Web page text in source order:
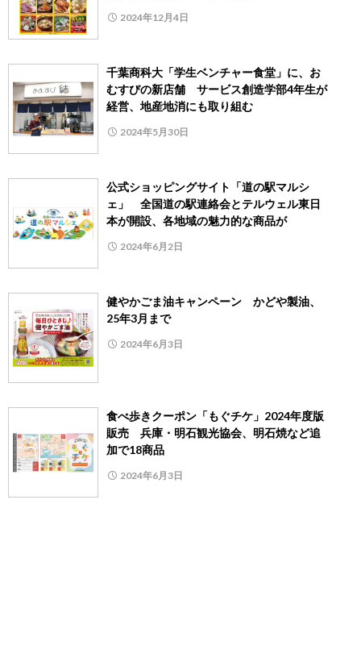
2024年12月4日
千葉商科大「学生ベンチャー食堂」に、お
むすびの新店舗 サービス創造学部4年生が
経営、地産地消にも取り組む
2024年5月30日
公式ショッピングサイト「道の駅マルシ
ェ」 全国道の駅連絡会とテルウェル東日
本が開設、各地域の魅力的な商品が
2024年6月2日
健やかごま油キャンペーン かどや製油、
25年3月まで
2024年6月3日
食べ歩きクーポン「もぐチケ」2024年度版
販売 兵庫・明石観光協会、明石焼など追
加で18商品
2024年6月3日